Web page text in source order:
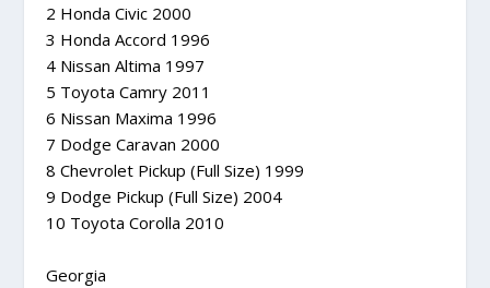
2 Honda Civic 2000
3 Honda Accord 1996
4 Nissan Altima 1997
5 Toyota Camry 2011
6 Nissan Maxima 1996
7 Dodge Caravan 2000
8 Chevrolet Pickup (Full Size) 1999
9 Dodge Pickup (Full Size) 2004
10 Toyota Corolla 2010
Georgia